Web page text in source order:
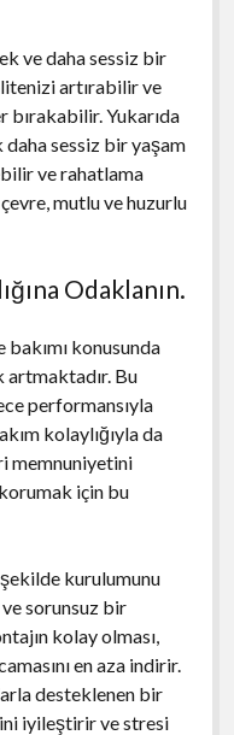
ve daha sessiz bir
artırabilir ve
bırakabilir. Yukarıda
daha sessiz bir yaşam
ve rahatlama
mutlu ve huzurlu
Odaklanın.
konusunda
Bu
performansıyla
kolaylığıyla da
memnuniyetini
için bu
kurulumunu
ve sorunsuz bir
kolay olması,
en aza indirir.
desteklenen bir
iyileştirir ve stresi